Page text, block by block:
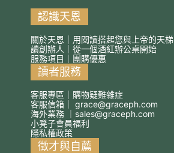
認識天恩
關於天恩｜用閱讀搭起您與上帝的天梯
讀創辦人｜從一個酒紅辦公桌開始
服務項目｜團購優惠
讀者服務
客服專區｜購物疑難雜症
客服信箱｜ grace@graceph.com
海外業務 ｜ sales@graceph.com
小凳子會員福利
隱私權政策
徵才與自薦